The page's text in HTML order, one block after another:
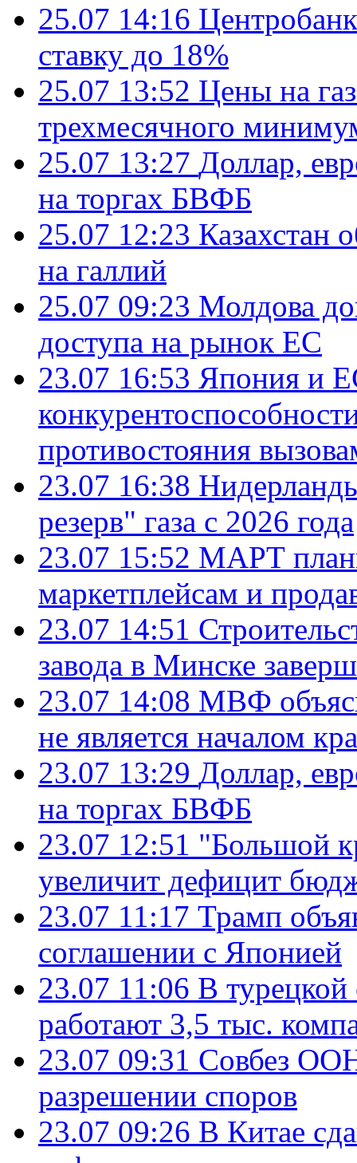
25.07 14:16
ставку до 18%
25.07 13:52 Цены на
трехмесячного
25.07 13:27 Доллар,
на торгах БВФБ
25.07 12:23 Казахстан
на галлий
25.07 09:23 Молдова
доступа на рынок ЕС
23.07 16:53 Япония и
противостояния
23.07 16:38
резерв" газа с 2026 года
23.07 15:52 МАРТ
маркетплейсам и
23.07 14:51
завода в Минске
23.07 14:08 МВФ
не является началом
23.07 13:29 Доллар,
на торгах БВФБ
23.07 12:51 "Большой
увеличит дефицит
23.07 11:17 Трамп
соглашении с Японией
23.07 11:06 В
работают 3,5 тыс.
23.07 09:31 Совбез
разрешении споров
23.07 09:26 В Китае